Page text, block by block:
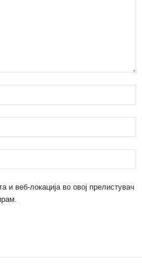
и веб-локација во овој прелистувач